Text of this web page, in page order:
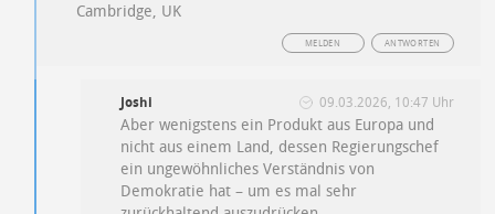
Cambridge, UK
ANTWORTEN
MELDEN
Joshi 09.03.2026, 10:47 Uhr
Aber wenigstens ein Produkt aus Europa und
nicht aus einem Land, dessen Regierungschef
ein ungewöhnliches Verständnis von
Demokratie hat – um es mal sehr